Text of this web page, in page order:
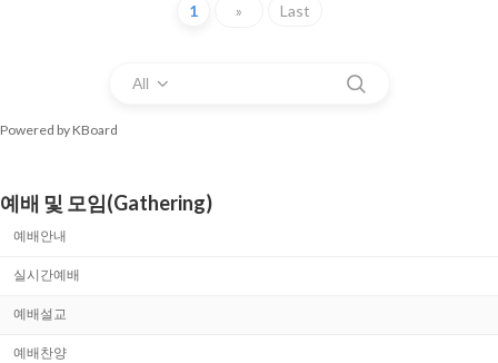
1 » Last
All
Powered by KBoard
예배 및 모임(Gathering)
예배안내
실시간예배
예배설교
예배찬양